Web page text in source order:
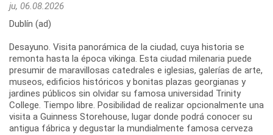
ju, 06.08.2026
Dublín (ad)
Desayuno. Visita panorámica de la ciudad, cuya historia se
remonta hasta la época vikinga. Esta ciudad milenaria puede
presumir de maravillosas catedrales e iglesias, galerías de arte,
museos, edificios históricos y bonitas plazas georgianas y
jardines públicos sin olvidar su famosa universidad Trinity
College. Tiempo libre. Posibilidad de realizar opcionalmente una
visita a Guinness Storehouse, lugar donde podrá conocer su
antigua fábrica y degustar la mundialmente famosa cerveza